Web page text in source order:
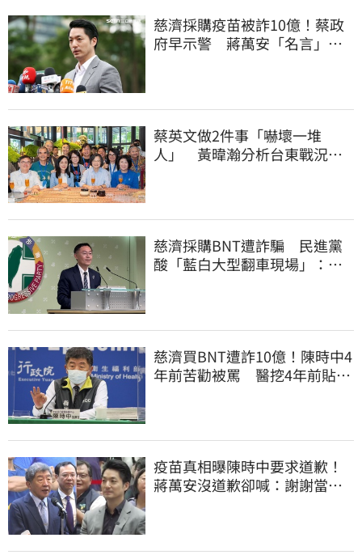
慈濟採購疫苗被詐10億！蔡政
府早示警 蔣萬安「名言」翻
蔡英文做2件事「嚇壞一堆
人」 黃暐瀚分析台東戰況：
慈濟採購BNT遭詐騙 民進黨
酸「藍白大型翻車現場」：應
慈濟買BNT遭詐10億！陳時中4
年前苦勸被罵 醫挖4年前貼
疫苗真相曝陳時中要求道歉！
蔣萬安沒道歉卻喊：謝謝當時